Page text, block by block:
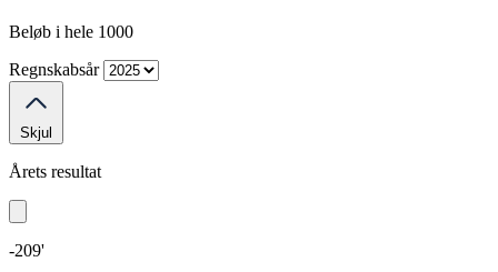
Beløb i hele 1000
Regnskabsår
Skjul
Årets resultat
-209'